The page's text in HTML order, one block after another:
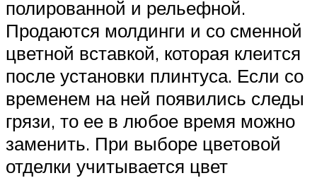
полированной и рельефной.
Продаются молдинги и со сменной
цветной вставкой, которая клеится
после установки плинтуса. Если со
временем на ней появились следы
грязи, то ее в любое время можно
заменить. При выборе цветовой
отделки учитывается цвет